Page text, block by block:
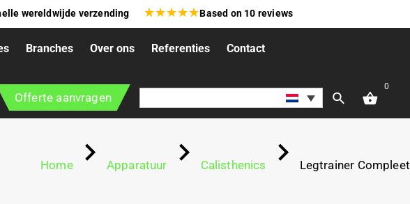
wereldwijde verzending ★★★★★Based on 10 reviews
Branches Over ons Referenties Contact
Offerte aanvragen
0
Home Apparatuur Calisthenics Legtrainer Compleet